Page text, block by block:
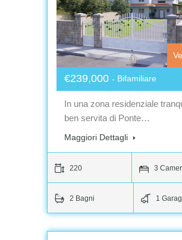
€239,000 Bifamiliare
In una zona residenziale
ben servita di Ponte…
Maggiori Dettagli
220 3
2 Bagni 1